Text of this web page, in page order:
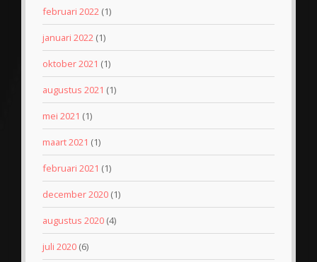
februari 2022 (1)
januari 2022 (1)
oktober 2021 (1)
augustus 2021 (1)
mei 2021 (1)
maart 2021 (1)
februari 2021 (1)
december 2020 (1)
augustus 2020 (4)
juli 2020 (6)